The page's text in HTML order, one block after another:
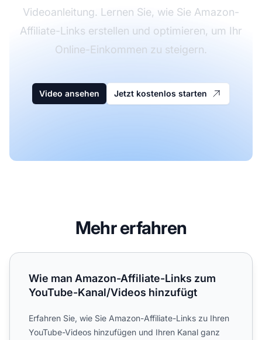
Videoanleitung. Lernen Sie, wie Sie Amazon-
Affiliate-Links erstellen und optimieren, um Ihr
Online-Einkommen zu steigern.
Video ansehen Jetzt kostenlos starten
Mehr erfahren
Wie man Amazon-Affiliate-Links zum YouTube-Kanal/
Wie man Amazon-Affiliate-Links zum
YouTube-Kanal/Videos hinzufügt
Erfahren Sie, wie Sie Amazon-Affiliate-Links zu Ihren
YouTube-Videos hinzufügen und Ihren Kanal ganz